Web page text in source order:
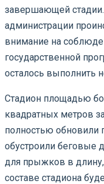
завершающей
администрации
внимание на
государственной
осталось выполнить
Стадион площадью
квадратных метров
полностью обновили
обустроили беговые
для прыжков в
составе стадиона